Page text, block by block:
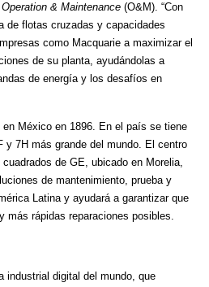
& Maintenance (O&M). “Con
de flotas cruzadas y capacidades
como Macquarie a maximizar el
de su planta, ayudándolas a
de energía y los desafíos en
México en 1896. En el país se tiene
y 7H más grande del mundo. El centro
de GE, ubicado en Morelia,
de mantenimiento, prueba y
Latina y ayudará a garantizar que
más rápidas reparaciones posibles.
industrial digital del mundo, que